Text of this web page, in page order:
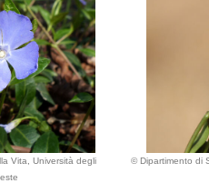
Vita, Università degli
© Dipartimento di